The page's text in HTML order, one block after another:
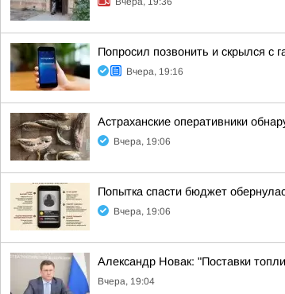
Попросил позвонить и скрылся с
Вчера, 19:16
Астраханские оперативники
Вчера, 19:06
Попытка спасти бюджет
Вчера, 19:06
Александр Новак: "Поставки
Вчера, 19:04